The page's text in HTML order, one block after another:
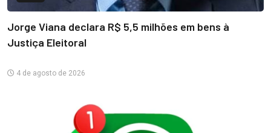
Jorge Viana declara R$ 5,5 milhões em bens à
Justiça Eleitoral
4 de agosto de 2026